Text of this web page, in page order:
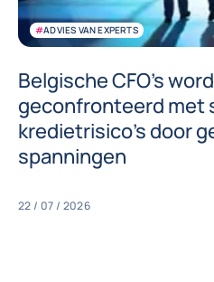
#ADVIES VAN EXPERTS
Belgische CFO’s
geconfronteerd met
kredietrisico’s door
spanningen
22 / 07 / 2026